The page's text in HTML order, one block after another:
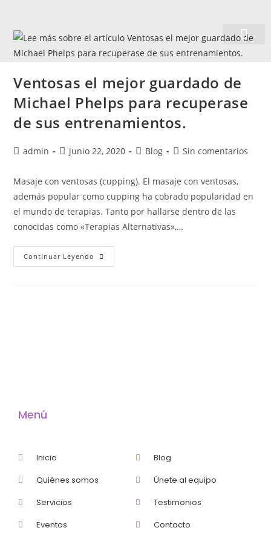
Ventosas el mejor guardado de
Michael Phelps para recuperase
de sus entrenamientos.
admin junio 22, 2020 Blog Sin comentarios
Masaje con ventosas (cupping). El masaje con ventosas,
además popular como cupping ha cobrado popularidad en
el mundo de terapias. Tanto por hallarse dentro de las
conocidas como «Terapias Alternativas»,…
Continuar Leyendo
Menú
Inicio
Quiénes somos
Servicios
Eventos
Blog
Únete al equipo
Testimonios
Contacto